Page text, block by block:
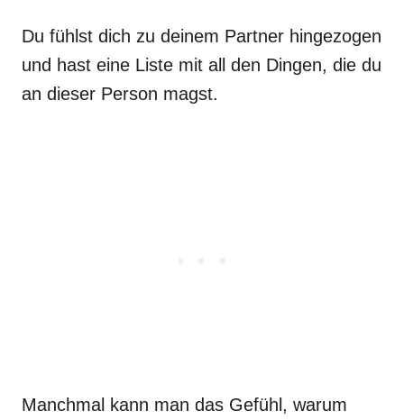
Du fühlst dich zu deinem Partner hingezogen
und hast eine Liste mit all den Dingen, die du
an dieser Person magst.
Manchmal kann man das Gefühl, warum